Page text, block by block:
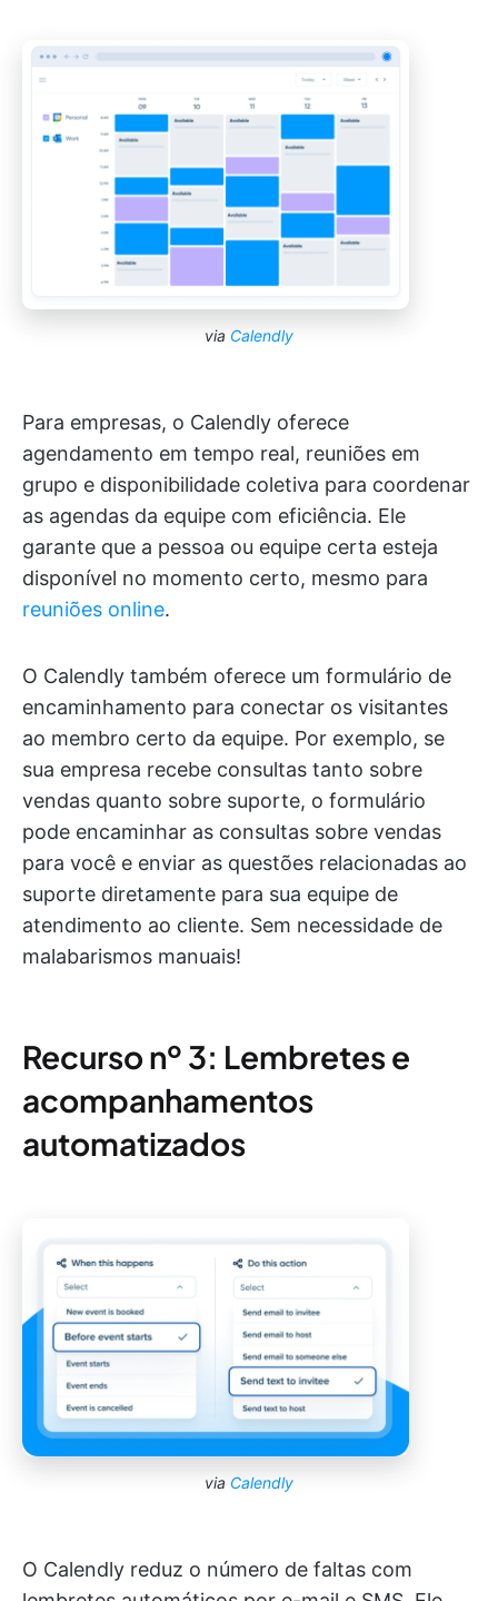
via Calendly
Para empresas, o Calendly oferece
agendamento em tempo real, reuniões em
grupo e disponibilidade coletiva para coordenar
as agendas da equipe com eficiência. Ele
garante que a pessoa ou equipe certa esteja
disponível no momento certo, mesmo para
reuniões online.
O Calendly também oferece um formulário de
encaminhamento para conectar os visitantes
ao membro certo da equipe. Por exemplo, se
sua empresa recebe consultas tanto sobre
vendas quanto sobre suporte, o formulário
pode encaminhar as consultas sobre vendas
para você e enviar as questões relacionadas ao
suporte diretamente para sua equipe de
atendimento ao cliente. Sem necessidade de
malabarismos manuais!
Recurso nº 3: Lembretes e
acompanhamentos
automatizados
via Calendly
O Calendly reduz o número de faltas com